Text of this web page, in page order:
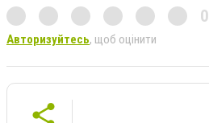
Авторизуйтесь, щоб оцінити